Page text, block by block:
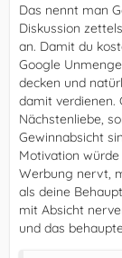
Das nennt man
Diskussion
an. Damit du
Google
decken und
damit verdienen.
Nächstenliebe,
Gewinnabsicht
Motivation würde
Werbung nervt,
als deine
mit Absicht
und das